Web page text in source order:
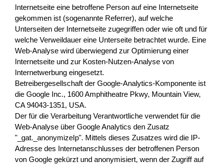
Internetseite eine betroffene Person auf eine Internetseite
gekommen ist (sogenannte Referrer), auf welche
Unterseiten der Internetseite zugegriffen oder wie oft und für
welche Verweildauer eine Unterseite betrachtet wurde. Eine
Web-Analyse wird überwiegend zur Optimierung einer
Internetseite und zur Kosten-Nutzen-Analyse von
Internetwerbung eingesetzt.
Betreibergesellschaft der Google-Analytics-Komponente ist
die Google Inc., 1600 Amphitheatre Pkwy, Mountain View,
CA 94043-1351, USA.
Der für die Verarbeitung Verantwortliche verwendet für die
Web-Analyse über Google Analytics den Zusatz
"_gat._anonymizeIp". Mittels dieses Zusatzes wird die IP-
Adresse des Internetanschlusses der betroffenen Person
von Google gekürzt und anonymisiert, wenn der Zugriff auf